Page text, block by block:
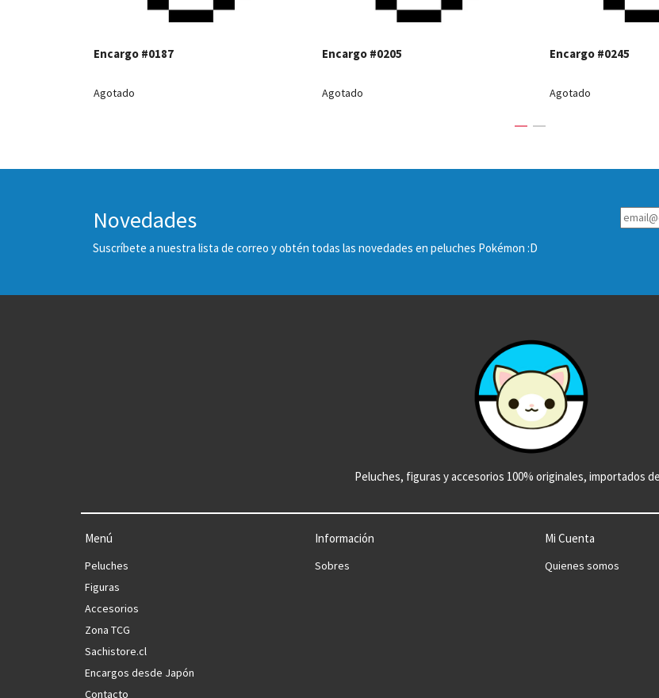
Encargo #0187
Agotado
Encargo #0205
Agotado
Encargo #0245
Agotado
Novedades
Suscríbete a nuestra lista de correo y obtén todas las novedades en peluches Pokémon :D
Peluches, figuras y accesorios 100% originales, importados
Menú
Peluches
Figuras
Accesorios
Zona TCG
Sachistore.cl
Encargos desde Japón
Contacto
Información
Sobres
Mi Cuenta
Quienes somos